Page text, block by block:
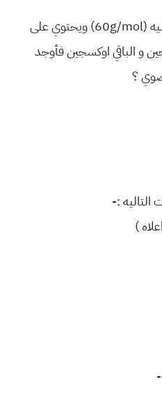
حامض عضوي كتلته الموليه (60g/mol) ويحتوي على
هيدروجين و الباقي اوكسجين فأوجد
؟
التاليه :-
)